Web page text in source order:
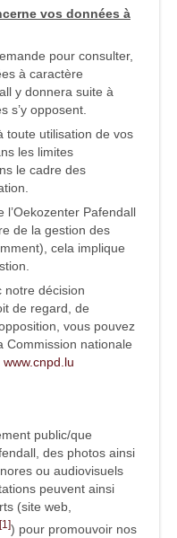
vos données à
pour consulter,
à caractère
y donnera suite à
s’y opposent.
toute utilisation de vos
les limites
le cadre des
l’Oekozenter Pafendall
de la gestion des
cela implique
notre décision
de regard, de
vous pouvez
Commission nationale
www.cnpd.lu
public/que
des photos ainsi
ou audiovisuels
peuvent ainsi
(site web,
[1]) pour promouvoir nos